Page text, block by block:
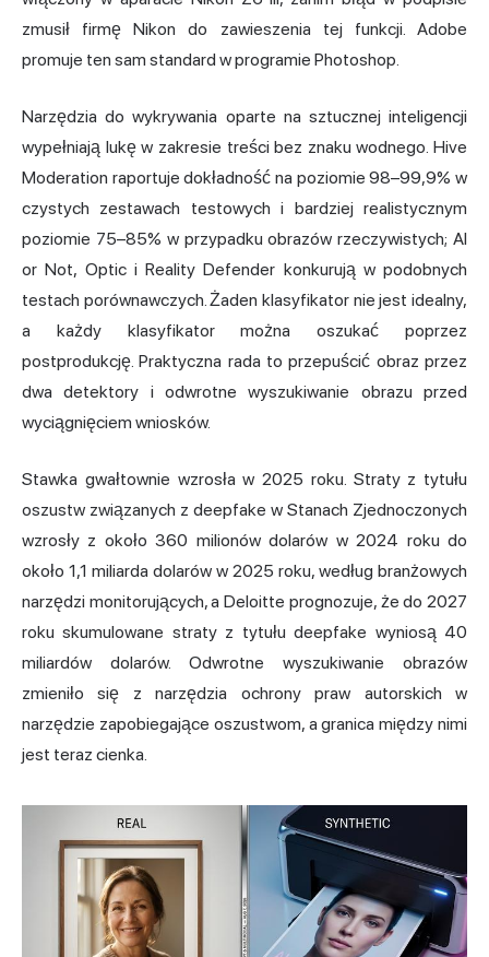
zmusił firmę Nikon do zawieszenia tej funkcji. Adobe
promuje ten sam standard w programie Photoshop.
Narzędzia do wykrywania oparte na sztucznej inteligencji
wypełniają lukę w zakresie treści bez znaku wodnego. Hive
Moderation raportuje dokładność na poziomie 98–99,9% w
czystych zestawach testowych i bardziej realistycznym
poziomie 75–85% w przypadku obrazów rzeczywistych; AI
or Not, Optic i Reality Defender konkurują w podobnych
testach porównawczych. Żaden klasyfikator nie jest idealny,
a każdy klasyfikator można oszukać poprzez
postprodukcję. Praktyczna rada to przepuścić obraz przez
dwa detektory i odwrotne wyszukiwanie obrazu przed
wyciągnięciem wniosków.
Stawka gwałtownie wzrosła w 2025 roku. Straty z tytułu
oszustw związanych z deepfake w Stanach Zjednoczonych
wzrosły z około 360 milionów dolarów w 2024 roku do
około 1,1 miliarda dolarów w 2025 roku, według branżowych
narzędzi monitorujących, a Deloitte prognozuje, że do 2027
roku skumulowane straty z tytułu deepfake wyniosą 40
miliardów dolarów. Odwrotne wyszukiwanie obrazów
zmieniło się z narzędzia ochrony praw autorskich w
narzędzie zapobiegające oszustwom, a granica między nimi
jest teraz cienka.